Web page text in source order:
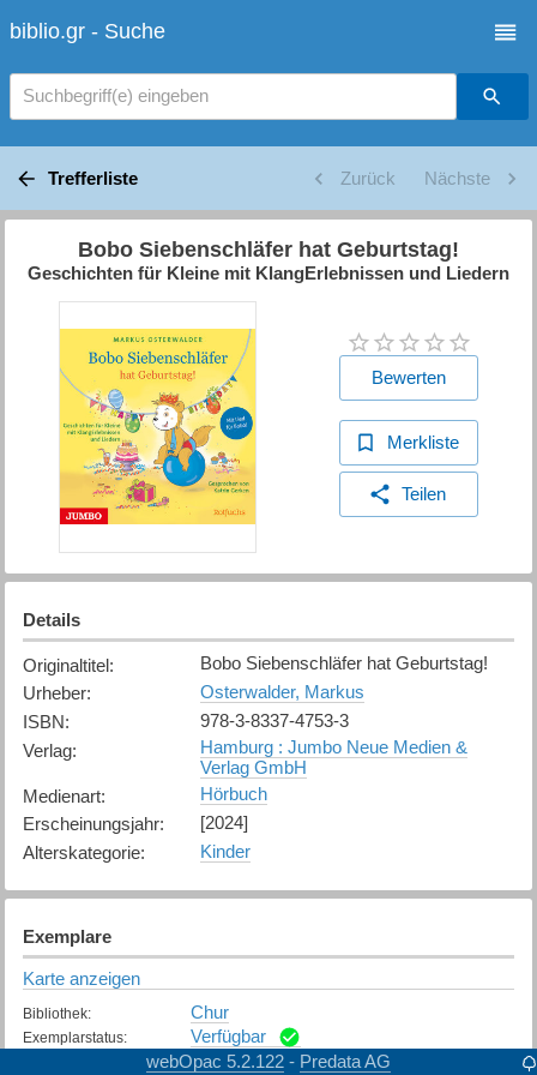
biblio.gr - Suche
Suchbegriff(e) eingeben
Trefferliste Zurück Nächste
Bobo Siebenschläfer hat Geburtstag!
Geschichten für Kleine mit KlangErlebnissen und Liedern
Bewerten
Merkliste
Teilen
Details
Originaltitel:
Bobo Siebenschläfer hat Geburtstag!
Urheber:
Osterwalder, Markus
ISBN:
978-3-8337-4753-3
Verlag:
Hamburg : Jumbo Neue Medien &
Verlag GmbH
Medienart:
Hörbuch
Erscheinungsjahr:
[2024]
Alterskategorie: Kinder
Exemplare
Karte anzeigen
Bibliothek: Chur
Exemplarstatus:
Verfügbar
webOpac 5.2.122 - Predata AG